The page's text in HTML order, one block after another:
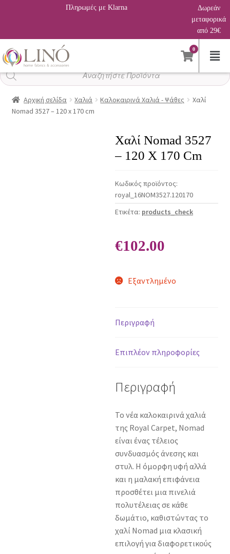
Πληρωμές με Klarna
Δωρεάν
μεταφορικά
από 29€
0
Αναζήτηση
προϊόντων
Αρχική σελίδα Χαλιά Καλοκαιρινά Χαλιά - Ψάθες
Χαλί
Nomad 3527 – 120 x 170 cm
Χαλί Nomad 3527
– 120 X 170 Cm
Κωδικός προϊόντος:
royal_16NOM3527.120170
Ετικέτα: products_check
€102.00
Εξαντλημένο
Περιγραφή
Επιπλέον πληροφορίες
Περιγραφή
Το νέα καλοκαιρινά χαλιά
της Royal Carpet, Nomad
είναι ένας τέλειος
συνδυασμός άνεσης και
στυλ. Η όμορφη υφή αλλά
και η μαλακή επιφάνεια
προσθέτει μια πινελιά
πολυτέλειας σε κάθε
δωμάτιο, καθιστώντας το
χαλί Nomad μια κλασική
επιλογή για διαφορετικούς